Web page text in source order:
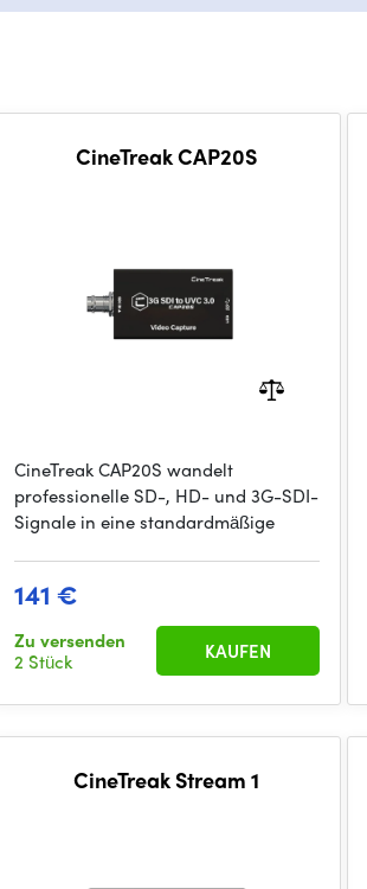
CineTreak CAP20S
CineTreak CAP20S wandelt
professionelle SD-, HD- und 3G-SDI-
Signale in eine standardmäßige
141 €
Zu versenden
2 Stück
KAUFEN
CineTreak Stream 1